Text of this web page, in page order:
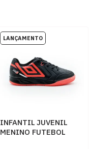
INFANTIL JUVENIL
MENINO FUTEBOL